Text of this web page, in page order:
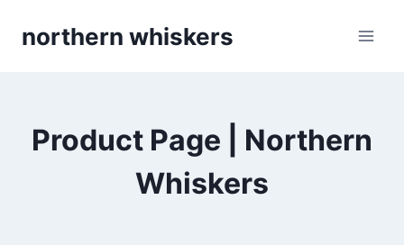
northern whiskers
Product Page | Northern
Whiskers